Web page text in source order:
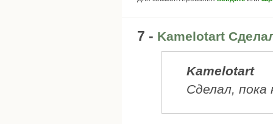
7 - Kamelotart
Kamelotart
Сделал,